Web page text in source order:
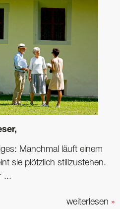
Manchmal läuft einem
sie plötzlich stillzustehen.
...
weiterlesen »